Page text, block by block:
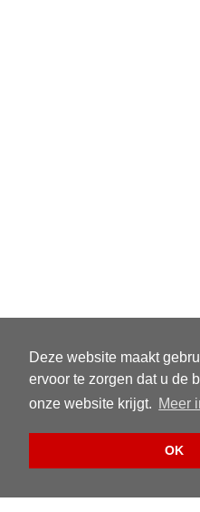
Deze website maakt
ervoor te zorgen dat u de
onze website krijgt. Meer
OK